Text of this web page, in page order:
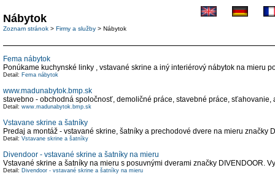
Nábytok
Zoznam stránok > Firmy a služby > Nábytok
Fema nábytok
Ponúkame kuchynské linky , vstavané skrine a iný interiérový nábytok na mieru
Detail: Fema nábytok
www.madunabytok.bmp.sk
stavebno - obchodná spoločnosť, demoličné práce, stavebné práce, sťahovanie,
Detail: www.madunabytok.bmp.sk
Vstavane skrine a šatníky
Predaj a montáž - vstavané skrine, šatníky a prechodové dvere na mieru značky
Detail: Vstavane skrine a šatníky
Divendoor - vstavané skrine a šatníky na mieru
Vstavané skrine a šatníky na mieru s posuvnými dverami značky DIVENDOOR.
Detail: Divendoor - vstavané skrine a šatníky na mieru